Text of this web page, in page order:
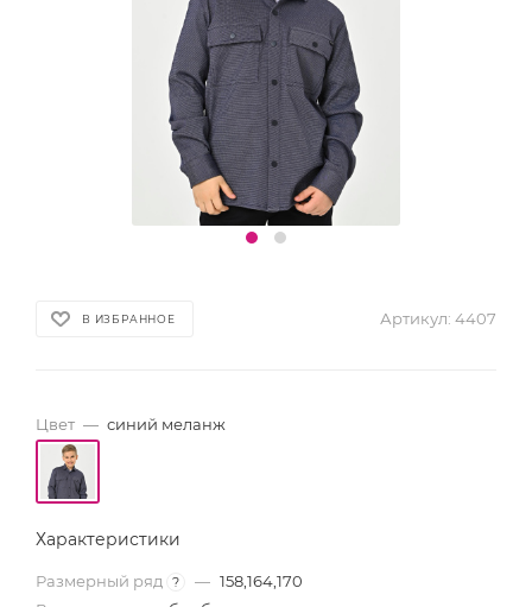
В ИЗБРАННОЕ Артикул: 4407
Цвет — синий меланж
Характеристики
Размерный ряд ? — 158,164,170